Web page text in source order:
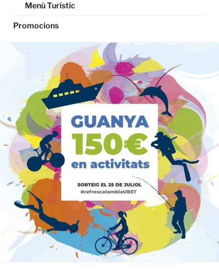
Menù Turístic
Promocions